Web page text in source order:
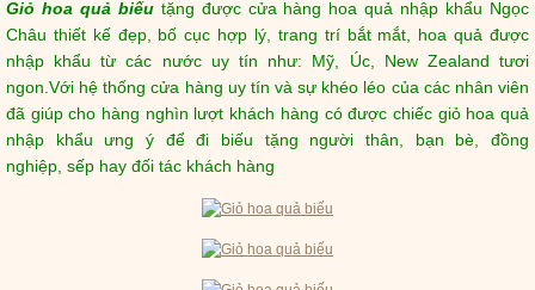
Giỏ hoa quả biếutặng được cửa hàng hoa quả nhập khẩu Ngọc
Châu thiết kế đẹp, bố cục hợp lý, trang trí bắt mắt, hoa quả được
nhập khẩu từ các nước uy tín như: Mỹ, Úc, New Zealand tươi
ngon.Với hệ thống cửa hàng uy tín và sự khéo léo của các nhân viên
đã giúp cho hàng nghìn lượt khách hàng có được chiếc giỏ hoa quả
nhập khẩu ưng ý để đi biếu tặng người thân, bạn bè, đồng
nghiệp, sếp hay đối tác khách hàng